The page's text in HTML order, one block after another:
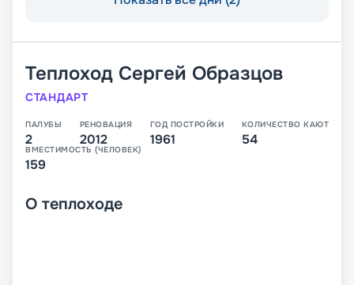
Теплоход Сергей Образцов
СТАНДАРТ
ПАЛУБЫ
2
РЕНОВАЦИЯ
2012
ГОД ПОСТРОЙКИ
1961
КОЛИЧЕСТВО КАЮТ
54
ВМЕСТИМОСТЬ (ЧЕЛОВЕК)
159
О теплоходе